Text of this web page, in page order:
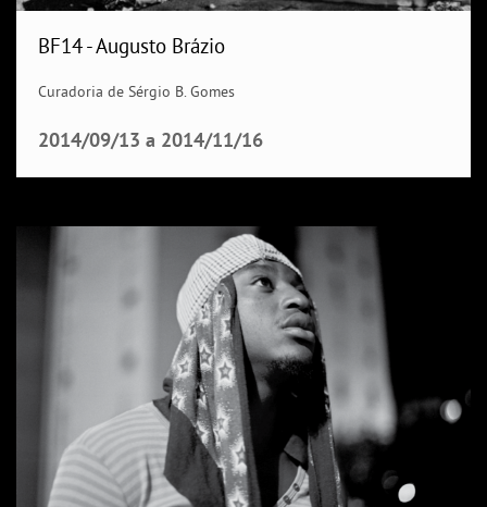
BF14 - Augusto Brázio
Curadoria de Sérgio B. Gomes
2014/09/13 a 2014/11/16